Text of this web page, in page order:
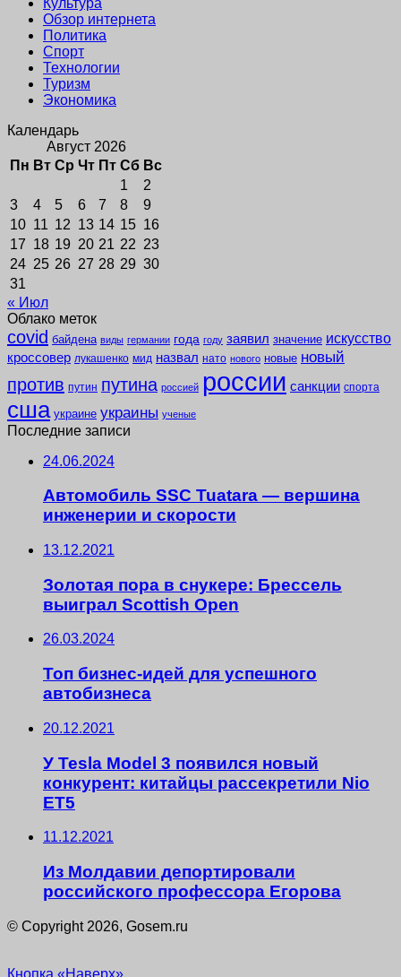
Обзор интернета
Политика
Спорт
Технологии
Туризм
Экономика
Календарь
Август 2026
Пн Вт Ср Чт Пт Сб Вс
1
2
3
4 5 6 7 8
9
10 11 12 13 14 15 16
17 18 19 20 21 22 23
24 25 26 27 28 29 30
31
« Июл
Облако меток
covid байдена виды германии года году заявил значение искусство
кроссовер лукашенко мид назвал нато нового новые новый
против путин путина россией россии санкции спорта
сша украине украины ученые
Последние записи
24.06.2024
Автомобиль SSC Tuatara — вершина
инженерии и скорости
13.12.2021
Золотая пора в снукере: Брессель
выиграл Scottish Open
26.03.2024
Топ бизнес-идей для успешного
автобизнеса
20.12.2021
У Tesla Model 3 появился новый
конкурент: китайцы рассекретили Nio
ET5
11.12.2021
Из Молдавии депортировали
российского профессора Егорова
© Copyright 2026, Gosem.ru
Кнопка «Наверх»